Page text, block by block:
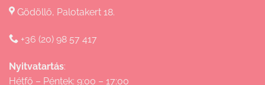
Gödöllő, Palotakert 18.
+36 (20) 98 57 417
Nyitvatartás:
Hétfő – Péntek: 9:00 – 17:00